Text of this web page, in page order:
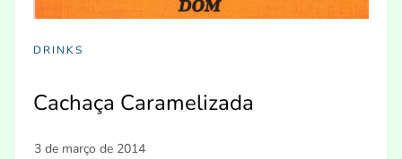
DRINKS
Cachaça Caramelizada